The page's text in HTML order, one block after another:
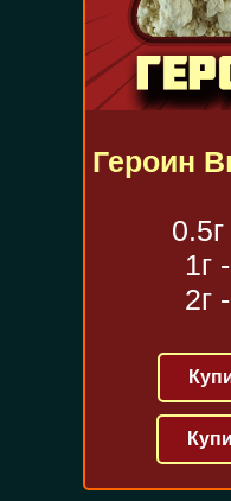
Героин
1г -
2г -